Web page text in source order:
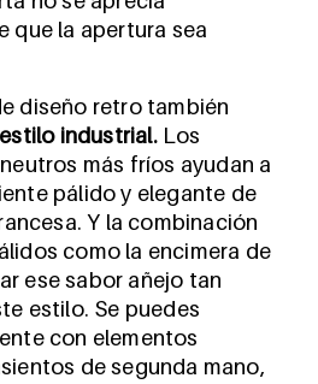
que la apertura sea
diseño retro también
industrial.Los
más fríos ayudan a
pálido y elegante de
Y la combinación
como la encimera de
ese sabor añejo tan
estilo. Se puedes
con elementos
de segunda mano,